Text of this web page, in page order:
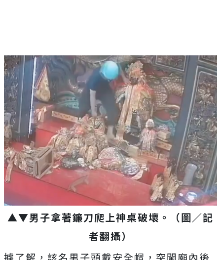
▲▼男子拿著鐮刀爬上神桌破壞。（圖／記
者翻攝）